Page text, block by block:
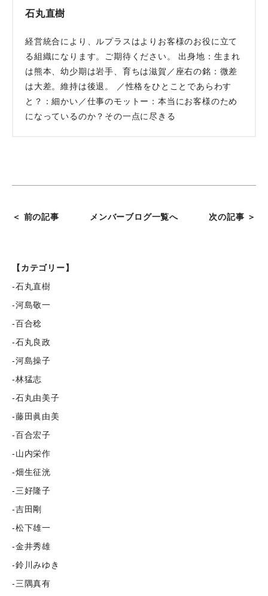
石丸直樹
経営統合により、ルプラスはよりお客様のお役に立て
る組織になります。ご期待ください。 出身地：生まれ
は熊本、幼少期は岩手、育ちは滋賀／座右の銘：微差
は大差。維持は後退。 ／性格をひとことであらわす
と？：細かい／仕事のモットー：本当にお客様のため
になっているのか？その一点に尽きる
＜ 前の記事 メンバーブログ一覧へ 次の記事 ＞
【カテゴリー】
-石丸直樹
-河島敬一
-百合稔
-石丸良政
-河島操子
-林猛志
-石丸由美子
-藤田眞由美
-百合宏子
-山内栄作
-畑生征洸
-三好隆子
-吉田剛
-松下雄一
-金井秀雄
-鈴川みゆき
-三隅真有